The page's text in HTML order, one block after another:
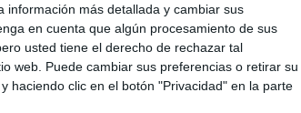
información más detallada y cambiar sus
en cuenta que algún procesamiento de sus
usted tiene el derecho de rechazar tal
web. Puede cambiar sus preferencias o retirar su
haciendo clic en el botón "Privacidad" en la parte